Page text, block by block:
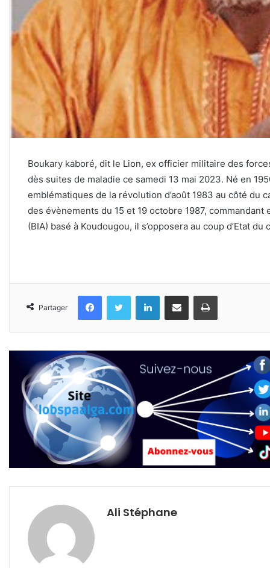
Boukary kaboré, dit le Lion, ex officier militaire des
dès suites de maladie ce samedi 13 mai 2023. Né en
emblématiques de la révolution d’août 1983 au côté du
des évènements du 15 et 19 octobre 1987,
(BIA) basé à Koudougou, il s’opposera au coup d’Etat
Partager
FacebookTwitter LinkedinPartager par email Imprimer
Ali Stéphane